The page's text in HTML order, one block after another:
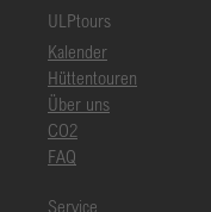
ULPtours
Kalender
Hüttentouren
Über uns
CO2
FAQ
Service